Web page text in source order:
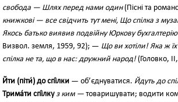
свобода — Шлях перед нами один(Пісні та
книжкові — все свідчить тут мені, Що спілка з
Якось батько виявив подвійну Юркову
Визвол. земля, 1959, 92); — Що ви хотіли! Яка ж їх
спілка не та, що в нас: дружний народ!(Головко,
Йти (піти́) до спі́лки — об’єднуватися. Йдуть до
Трима́ти спі́лку з ким — товаришувати; водити